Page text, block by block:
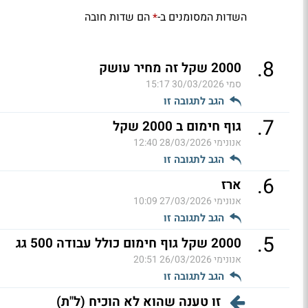
השדות המסומנים ב-*הם שדות חובה
8
. 2000 שקל זה מחיר עושק
סמי30/03/2026 15:17
הגב לתגובה זו
7
. גוף חימום ב 2000 שקל
אנונימי28/03/2026 12:40
הגב לתגובה זו
6
. ארז
אנונימי27/03/2026 10:09
הגב לתגובה זו
5
. 2000 שקל גוף חימום כולל עבודה 500 גג
אנונימי26/03/2026 20:51
הגב לתגובה זו
זו טענה שהוא לא הוכיח (ל"ת)